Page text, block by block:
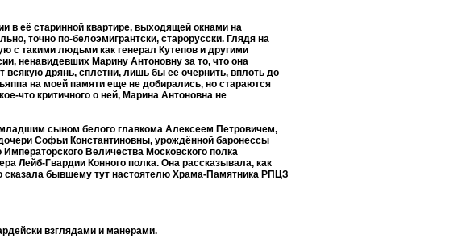
её старинной квартире, выходящей окнами на
точно по-белоэмигрантски, старорусски. Глядя на
с такими людьми как генерал Кутепов и другими
ненавидевших Марину Антоновну за то, что она
дрянь, сплетни, лишь бы её очернить, вплоть до
на моей памяти еще не добирались, но стараются
что критичного о ней, Марина Антоновна не
сыном белого главкома Алексеем Петровичем,
Софьи Константиновны, урождённой баронессы
Величества Московского полка
Лейб-Гвардии Конного полка. Она рассказывала, как
сказала бывшему тут настоятелю Храма-Памятника РПЦЗ
взглядами и манерами.